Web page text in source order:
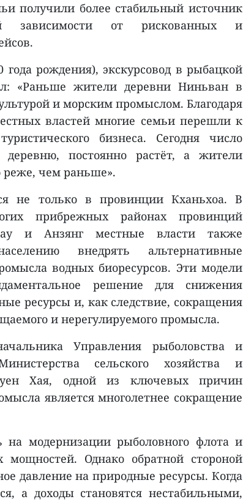
получили более стабильный источник
зависимости от рискованных и
рождения), экскурсовод в рыбацкой
«Раньше жители деревни Ниньван в
и морским промыслом. Благодаря
властей многие семьи перешли к
бизнеса. Сегодня число
постоянно растёт, а жители
реже, чем раньше».
не только в провинции Кханьхоа. В
прибрежных районах провинций
и Анзянг местные власти также
внедрять альтернативные
водных биоресурсов. Эти модели
решение для снижения
ресурсы и, как следствие, сокращения
и нерегулируемого промысла.
Управления рыболовства и
сельского хозяйства и
Хая, одной из ключевых причин
является многолетнее сокращение
на модернизации рыболовного флота и
Однако обратной стороной
давление на природные ресурсы. Когда
а доходы становятся нестабильными,